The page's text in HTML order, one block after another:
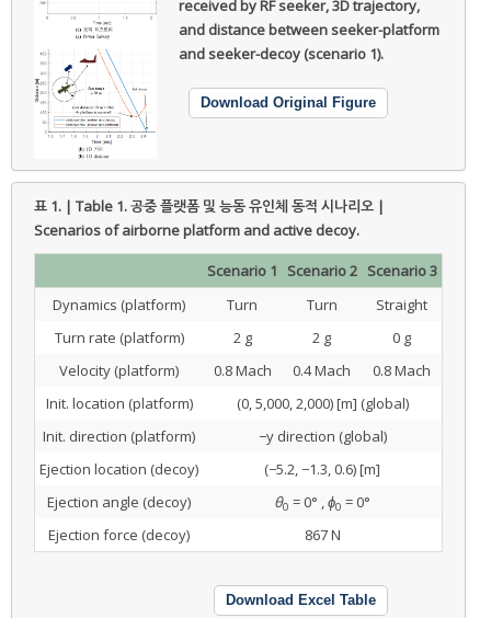
received by RF seeker, 3D trajectory,
and distance between seeker-platform
and seeker-decoy (scenario 1).
Download Original Figure
표 1. | Table 1.공중 플랫폼 및 능동 유인체 동적 시나리오 |
Scenarios of airborne platform and active decoy.
Scenario 1 Scenario 2 Scenario 3
Dynamics (platform)
Turn Turn
Straight
Turn rate (platform)
2 g 2 g
0 g
Velocity (platform)
0.8 Mach 0.4 Mach
0.8 Mach
Init. location (platform)
(0, 5,000, 2,000) [m] (global)
Init. direction (platform)
−y direction (global)
Ejection location (decoy)
(−5.2, −1.3, 0.6) [m]
Ejection angle (decoy)
θ0 = 0° ,ϕ0 = 0°
Ejection force (decoy)
867 N
Download Excel Table